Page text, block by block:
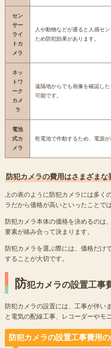
セン
サー
ライ
トカ
メラ
人や動物などが通ると人感セ
ため防犯効果があります。
ネッ
トワ
ーク
カメ
ラ
遠隔地からでも画像を確認し
可能です。
電池
式カ
メラ
乾電池で作動するため、電源が
防犯カメラの費用はさまざまな
上の表のように防犯カメラには多く
ラだから価格が高いといったことで
防犯カメラ本体の価格を決めるのは
要素が絡み合って決まります。
防犯カメラを選ぶ際には、価格だけ
することが大切です。
防犯カメラの設置工事
防犯カメラの設置には、工事が伴い
と電気の配線工事、レコーダーやモ
防犯カメラの設置工事費用